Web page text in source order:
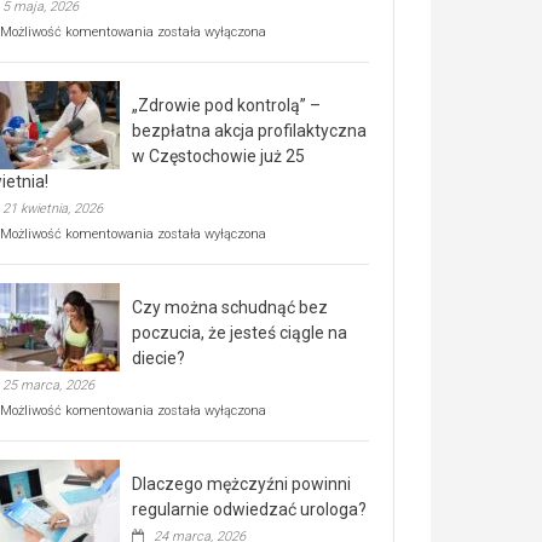
5 maja, 2026
Możliwość komentowania Rusza
rehabilitacji
dla
seniorów!
została wyłączona
„Zdrowie pod kontrolą” –
bezpłatna akcja profilaktyczna
w Częstochowie już 25
21 kwietnia, 2026
Możliwość komentowania „Zdrowie
bezpłatna
akcja
profilaktyczna
w
już
kwietnia!
została wyłączona
Czy można schudnąć bez
poczucia, że jesteś ciągle na
diecie?
25 marca, 2026
Możliwość komentowania Czy
poczucia,
że
została wyłączona
Dlaczego mężczyźni powinni
regularnie odwiedzać urologa?
24 marca, 2026